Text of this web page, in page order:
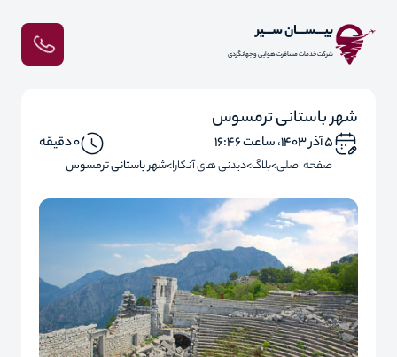
بیـــســـان ســـیر
شرکت خدمات مسافرت هوایی و جهانگردی
شهر باستانی ترمسوس
۵ آذر ۱۴۰۳، ساعت ۱۶:۴۶ 0 دقیقه
صفحه اصلی بلاگ دیدنی های آنکارا شهر باستانی ترمسوس